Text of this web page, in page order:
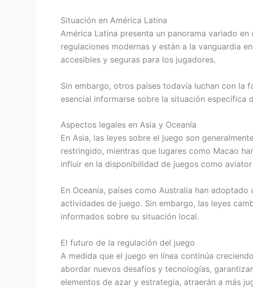
Situación en América Latina
América Latina presenta un panorama variado
regulaciones modernas y están a la vanguardia
accesibles y seguras para los jugadores.
Sin embargo, otros países todavía luchan con la
esencial informarse sobre la situación específica
Aspectos legales en Asia y Oceanía
En Asia, las leyes sobre el juego son
restringido, mientras que lugares como Macao
influir en la disponibilidad de juegos como
En Oceanía, países como Australia han
actividades de juego. Sin embargo, las leyes
informados sobre su situación local.
El futuro de la regulación del juego
A medida que el juego en línea continúa
abordar nuevos desafíos y tecnologías,
elementos de azar y estrategia, atraerán a más